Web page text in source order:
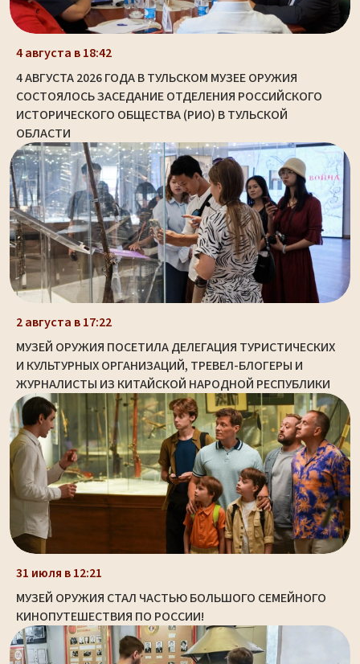
4 августа в 18:42
4 АВГУСТА 2026 ГОДА В ТУЛЬСКОМ МУЗЕЕ ОРУЖИЯ
СОСТОЯЛОСЬ ЗАСЕДАНИЕ ОТДЕЛЕНИЯ РОССИЙСКОГО
ИСТОРИЧЕСКОГО ОБЩЕСТВА (РИО) В ТУЛЬСКОЙ
ОБЛАСТИ
2 августа в 17:22
МУЗЕЙ ОРУЖИЯ ПОСЕТИЛА ДЕЛЕГАЦИЯ ТУРИСТИЧЕСКИХ
И КУЛЬТУРНЫХ ОРГАНИЗАЦИЙ, ТРЕВЕЛ-БЛОГЕРЫ И
ЖУРНАЛИСТЫ ИЗ КИТАЙСКОЙ НАРОДНОЙ РЕСПУБЛИКИ
31 июля в 12:21
МУЗЕЙ ОРУЖИЯ СТАЛ ЧАСТЬЮ БОЛЬШОГО СЕМЕЙНОГО
КИНОПУТЕШЕСТВИЯ ПО РОССИИ!